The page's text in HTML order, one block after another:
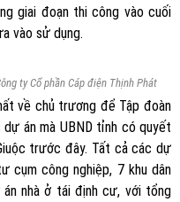
giai đoạn thi công vào cuối
vào sử dụng.
ty Cổ phần Cáp điện Thịnh Phát
về chủ trương để Tập đoàn
án mà UBND tỉnh có quyết
trước đây. Tất cả các dự
cụm công nghiệp, 7 khu dân
nhà ở tái định cư, với tổng